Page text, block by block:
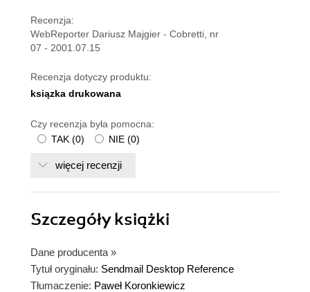
Recenzja:
WebReporter Dariusz Majgier - Cobretti, nr
07 - 2001.07.15
Recenzja dotyczy produktu:
ksiązka drukowana
Czy recenzja była pomocna:
TAK (0) NIE (0)
więcej recenzji
Szczegółyksiążki
Dane producenta »
Tytuł oryginału: Sendmail Desktop Reference
Tłumaczenie: Paweł Koronkiewicz